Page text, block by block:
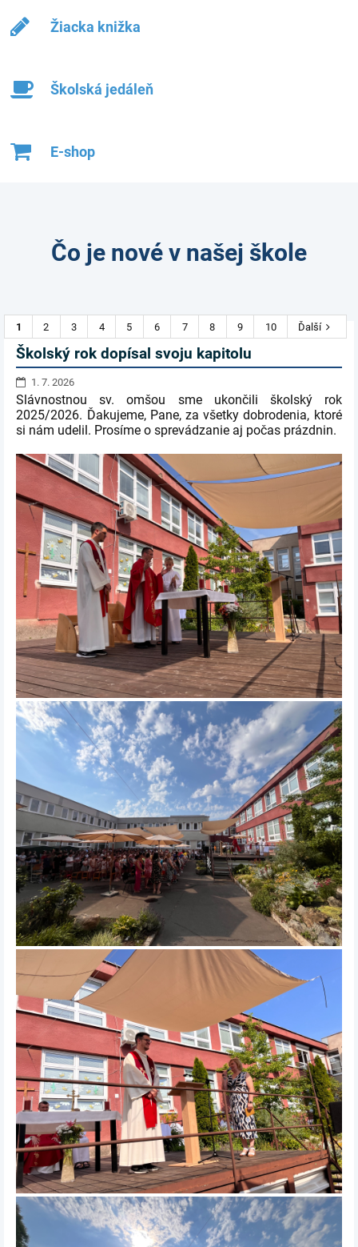
Žiacka knižka
Školská jedáleň
E-shop
Čo je nové v našej škole
Školský rok dopísal svoju kapitolu
1. 7. 2026
Slávnostnou sv. omšou sme ukončili školský rok
2025/2026. Ďakujeme, Pane, za všetky dobrodenia, ktoré
si nám udelil. Prosíme o sprevádzanie aj počas prázdnin.
1 2 3 4 5 6 7 8 9 10 Ďalší